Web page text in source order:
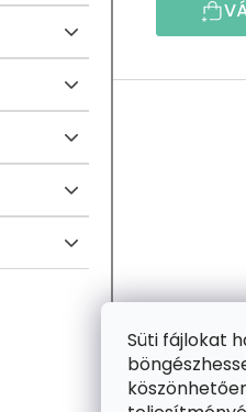
Süti fájlokat
J